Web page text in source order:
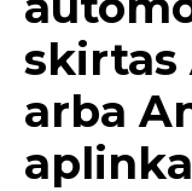
skirtas
arba